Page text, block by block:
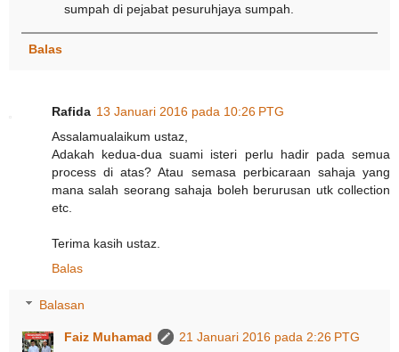
sumpah di pejabat pesuruhjaya sumpah.
Balas
Rafida 13 Januari 2016 pada 10:26 PTG
Assalamualaikum ustaz,
Adakah kedua-dua suami isteri perlu hadir pada semua
process di atas? Atau semasa perbicaraan sahaja yang
mana salah seorang sahaja boleh berurusan utk collection
etc.
Terima kasih ustaz.
Balas
Balasan
Faiz Muhamad
21 Januari 2016 pada 2:26 PTG